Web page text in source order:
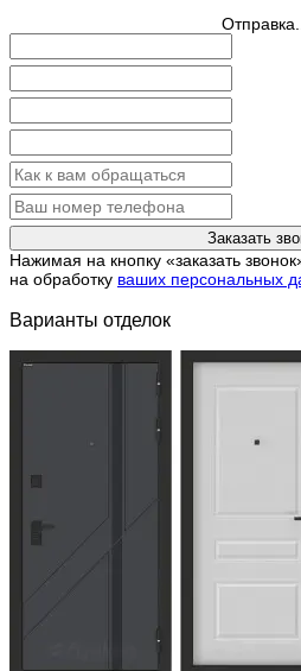
Отправка...
Заказать
Нажимая на кнопку «заказать
на обработку ваших персональных
Варианты отделок